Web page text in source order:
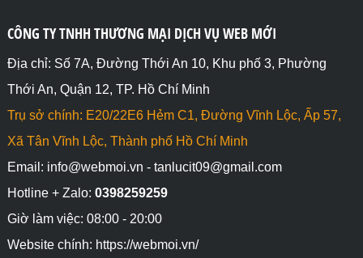
CÔNG TY TNHH THƯƠNG MẠI DỊCH VỤ WEB MỚI
Địa chỉ: Số 7A, Đường Thới An 10, Khu phố 3, Phường
Thới An, Quận 12, TP. Hồ Chí Minh
Trụ sở chính: E20/22E6 Hẻm C1, Đường Vĩnh Lộc, Ấp 57,
Xã Tân Vĩnh Lộc, Thành phố Hồ Chí Minh
Email: info@webmoi.vn - tanlucit09@gmail.com
Hotline + Zalo: 0398259259
Giờ làm việc: 08:00 - 20:00
Website chính: https://webmoi.vn/